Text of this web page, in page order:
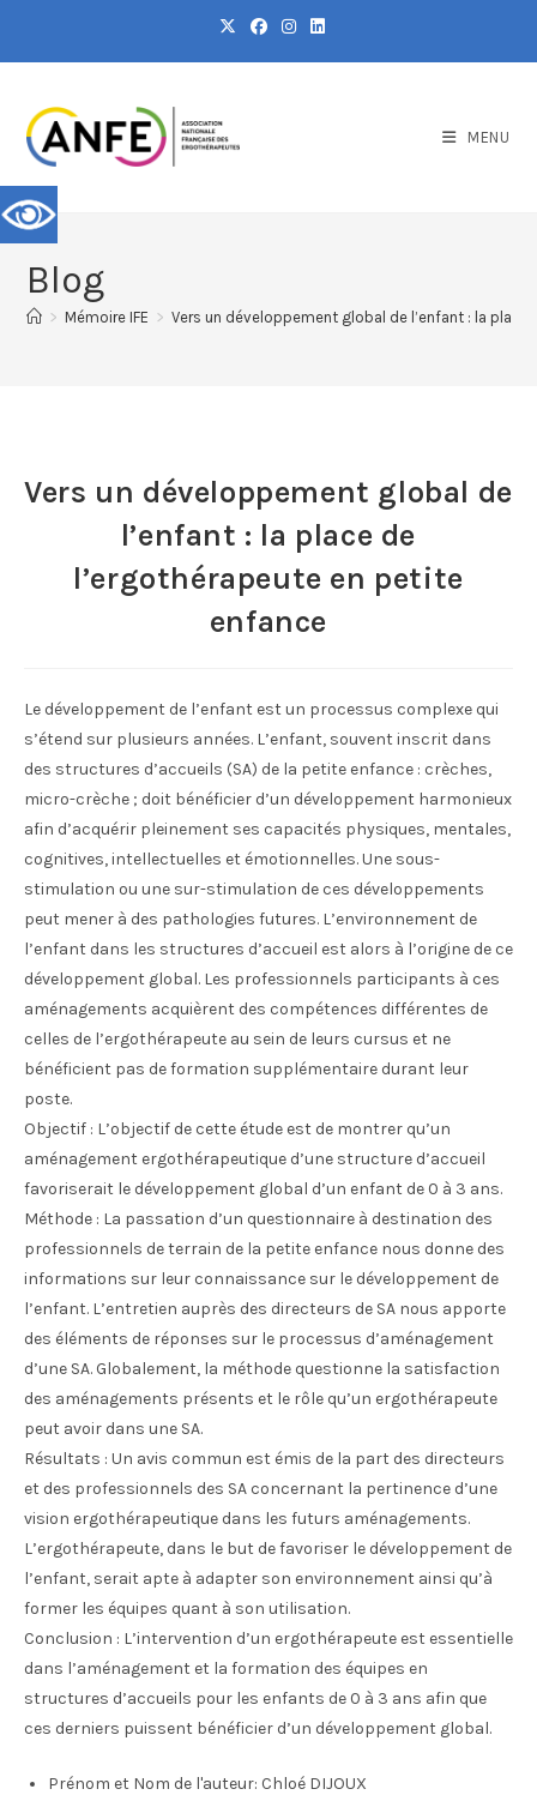
MENU
Blog
> Mémoire IFE > Vers un développement global de l’enfant : la
Vers un développement global de
l’enfant : la place de
l’ergothérapeute en petite
enfance
Le développement de l’enfant est un processus complexe qui
s’étend sur plusieurs années. L’enfant, souvent inscrit dans
des structures d’accueils (SA) de la petite enfance : crèches,
micro-crèche ; doit bénéficier d’un développement harmonieux
afin d’acquérir pleinement ses capacités physiques, mentales,
cognitives, intellectuelles et émotionnelles. Une sous-
stimulation ou une sur-stimulation de ces développements
peut mener à des pathologies futures. L’environnement de
l’enfant dans les structures d’accueil est alors à l’origine de ce
développement global. Les professionnels participants à ces
aménagements acquièrent des compétences différentes de
celles de l’ergothérapeute au sein de leurs cursus et ne
bénéficient pas de formation supplémentaire durant leur
poste.
Objectif : L’objectif de cette étude est de montrer qu’un
aménagement ergothérapeutique d’une structure d’accueil
favoriserait le développement global d’un enfant de 0 à 3 ans.
Méthode : La passation d’un questionnaire à destination des
professionnels de terrain de la petite enfance nous donne des
informations sur leur connaissance sur le développement de
l’enfant. L’entretien auprès des directeurs de SA nous apporte
des éléments de réponses sur le processus d’aménagement
d’une SA. Globalement, la méthode questionne la satisfaction
des aménagements présents et le rôle qu’un ergothérapeute
peut avoir dans une SA.
Résultats : Un avis commun est émis de la part des directeurs
et des professionnels des SA concernant la pertinence d’une
vision ergothérapeutique dans les futurs aménagements.
L’ergothérapeute, dans le but de favoriser le développement de
l’enfant, serait apte à adapter son environnement ainsi qu’à
former les équipes quant à son utilisation.
Conclusion : L’intervention d’un ergothérapeute est essentielle
dans l’aménagement et la formation des équipes en
structures d’accueils pour les enfants de 0 à 3 ans afin que
ces derniers puissent bénéficier d’un développement global.
Prénom et Nom de l'auteur: Chloé DIJOUX